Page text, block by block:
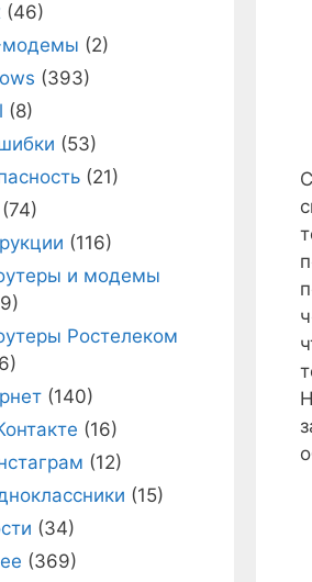
(46)
модемы (2)
(393)
(8)
(53)
(21)
(74)
(116)
и модемы
Ростелеком
(140)
(16)
(12)
(15)
(34)
(369)